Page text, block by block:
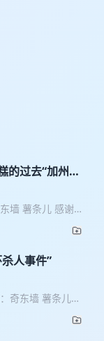
的过去“加州尔
墙 薯条儿 感谢
，希望我们的
明火艾灸揉腹
取的最优机制，
属购买链接：
人事件”
奇东墙 薯条儿
1975年到1989
的小镇，整整14